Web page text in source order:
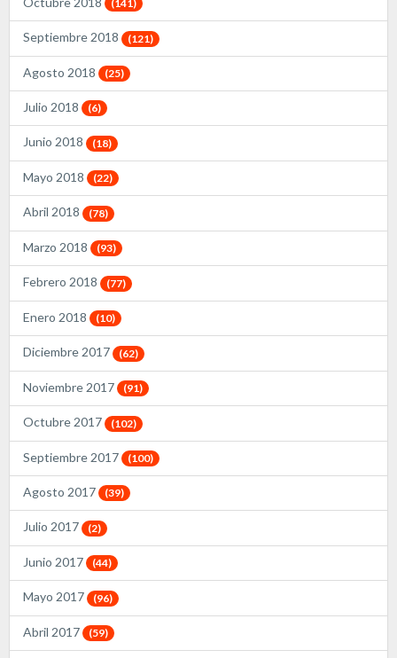
(141)
Septiembre 2018 (121)
Agosto 2018 (25)
Julio 2018 (6)
Junio 2018 (18)
Mayo 2018 (22)
Abril 2018 (78)
Marzo 2018 (93)
Febrero 2018 (77)
Enero 2018 (10)
Diciembre 2017 (62)
Noviembre 2017 (91)
Octubre 2017 (102)
Septiembre 2017 (100)
Agosto 2017 (39)
Julio 2017 (2)
Junio 2017 (44)
Mayo 2017 (96)
Abril 2017 (59)